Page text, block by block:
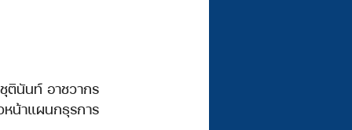
ชุตินันท์ อาชวากร
หน้าแผนกธุรการ